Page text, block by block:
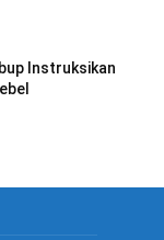
Instruksikan